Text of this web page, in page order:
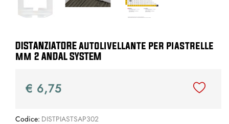
DISTANZIATORE autolivellante per piastrelle
mm 2 ANDAL SYSTEM
€ 6,75
Codice: DISTPIASTSAP302